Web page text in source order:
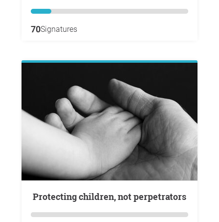
70Signatures
Protecting children, not perpetrators